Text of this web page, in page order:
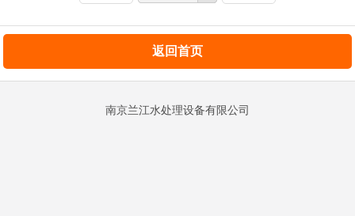
返回首页
南京兰江水处理设备有限公司